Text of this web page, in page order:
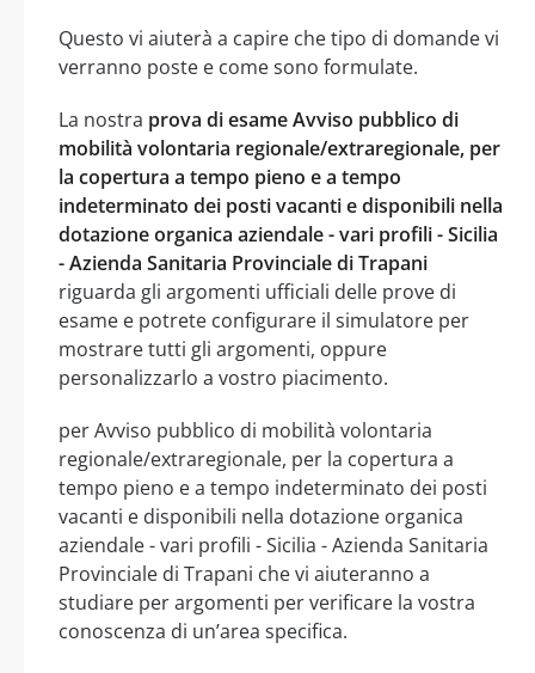
Questo vi aiuterà a capire che tipo di domande vi
verranno poste e come sono formulate.
La nostra prova di esame Avviso pubblico di
mobilità volontaria regionale/extraregionale, per
la copertura a tempo pieno e a tempo
indeterminato dei posti vacanti e disponibili nella
dotazione organica aziendale - vari profili - Sicilia
- Azienda Sanitaria Provinciale di Trapani
riguarda gli argomenti ufficiali delle prove di
esame e potrete configurare il simulatore per
mostrare tutti gli argomenti, oppure
personalizzarlo a vostro piacimento.
per Avviso pubblico di mobilità volontaria
regionale/extraregionale, per la copertura a
tempo pieno e a tempo indeterminato dei posti
vacanti e disponibili nella dotazione organica
aziendale - vari profili - Sicilia - Azienda Sanitaria
Provinciale di Trapani che vi aiuteranno a
studiare per argomenti per verificare la vostra
conoscenza di un’area specifica.